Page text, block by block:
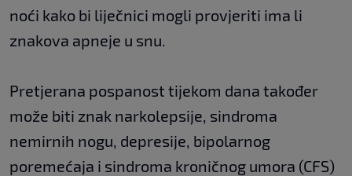
noći kako bi liječnici mogli provjeriti ima li
znakova apneje u snu.
Pretjerana pospanost tijekom dana također
može biti znak narkolepsije, sindroma
nemirnih nogu, depresije, bipolarnog
poremećaja i sindroma kroničnog umora (CFS)